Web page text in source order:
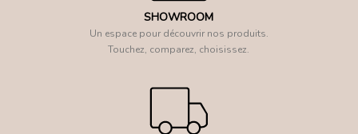
SHOWROOM
Un espace pour découvrir nos produits.
Touchez, comparez, choisissez.